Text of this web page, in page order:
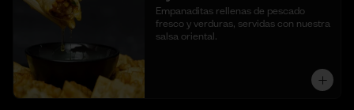
Empanaditas rellenas de pescado
fresco y verduras, servidas con nuestra
salsa oriental.